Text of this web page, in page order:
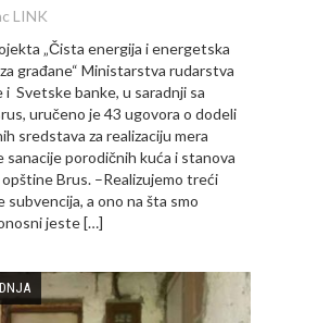
LINK
„Čista energija i energetska
građane“ Ministarstva rudarstva
Svetske banke, u saradnji sa
uručeno je 43 ugovora o dodeli
sredstava za realizaciju mera
porodičnih kuća i stanova
Brus. –Realizujemo treći
subvencija, a ono na šta smo
jeste […]